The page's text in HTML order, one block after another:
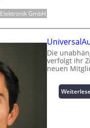
GmbH
Die
verfolgt ihr
neuen